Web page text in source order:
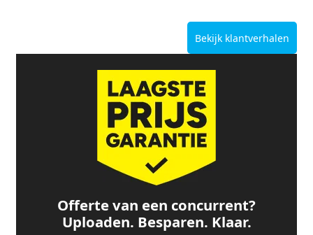
Bekijk klantverhalen
Offerte van een concurrent?
Uploaden. Besparen. Klaar.